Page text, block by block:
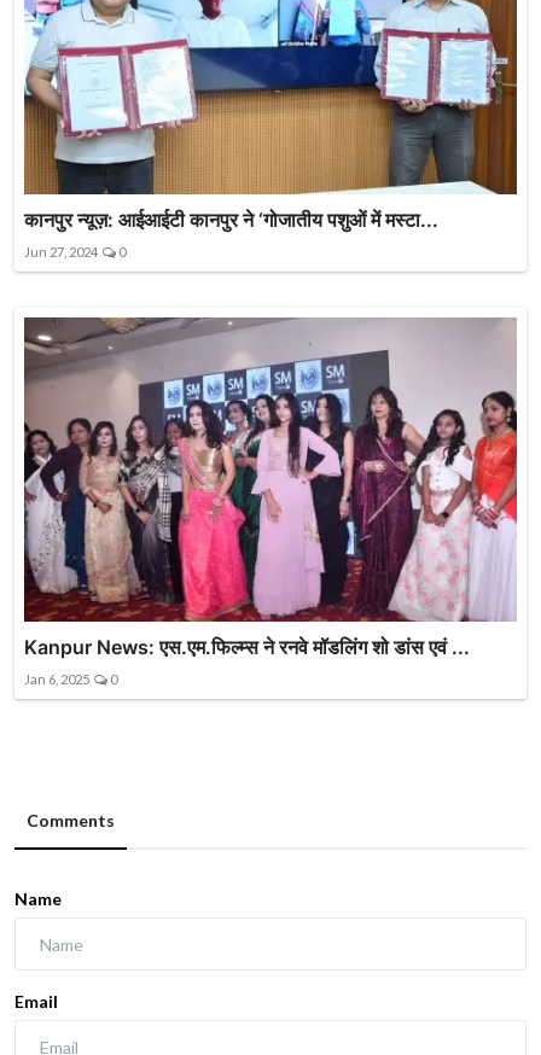
कानपुर न्यूज़: आईआईटी कानपुर ने ‘गोजातीय पशुओं में मस्टा...
Jun 27, 2024 0
Kanpur News: एस.एम.फिल्म्स ने रनवे मॉडलिंग शो डांस एवं ...
Jan 6, 2025 0
Comments
Name
Email